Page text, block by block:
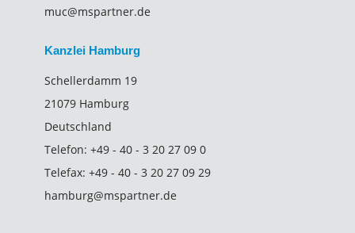
muc@mspartner.de
Kanzlei Hamburg
Schellerdamm 19
21079 Hamburg
Deutschland
Telefon: +49 - 40 - 3 20 27 09 0
Telefax: +49 - 40 - 3 20 27 09 29
hamburg@mspartner.de